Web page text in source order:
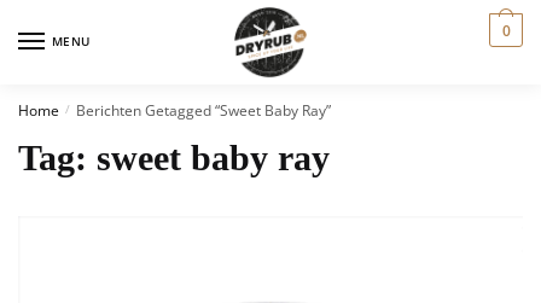
MENU 0
Home / Berichten Getagged “sweet Baby Ray”
Tag: sweet baby ray